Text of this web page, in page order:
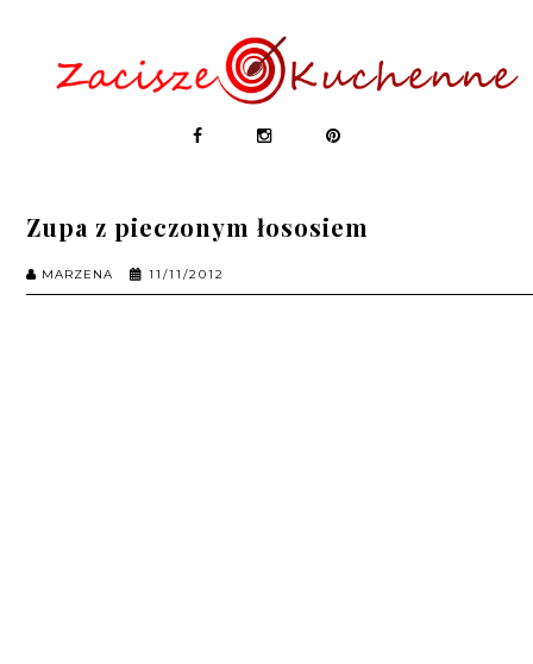
Zupa z pieczonym łososiem
MARZENA 11/11/2012